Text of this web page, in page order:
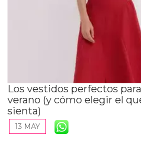
Los vestidos perfectos
verano (y cómo elegir el
sienta)
13 MAY